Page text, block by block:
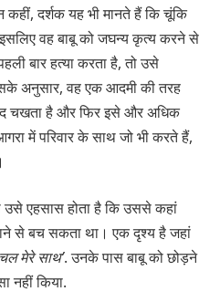
कहीं, दर्शक यह भी मानते हैं कि चूंकि
वह बाबू को जघन्य कृत्य करने से
बार हत्या करता है, तो उसे
अनुसार, वह एक आदमी की तरह
चखता है और फिर इसे और अधिक
में परिवार के साथ जो भी करते हैं,
उसे एहसास होता है कि उससे कहां
से बच सकता था। एक दृश्य है जहां
चल मेरे साथ’. उनके पास बाबू को छोड़ने
नहीं किया.